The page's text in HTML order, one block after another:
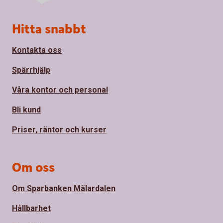
Sidfot
Hitta snabbt
Kontakta oss
Spärrhjälp
Våra kontor och personal
Bli kund
Priser, räntor och kurser
Om oss
Om Sparbanken Mälardalen
Hållbarhet